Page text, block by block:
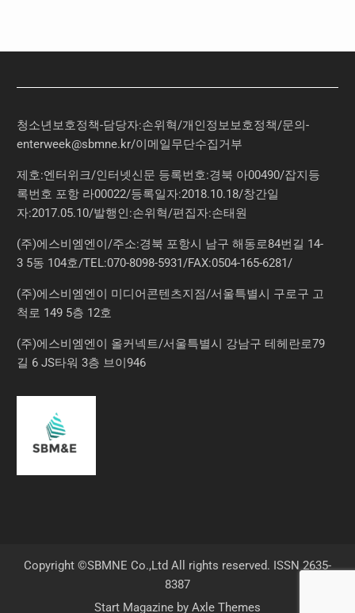
청소년보호정책-담당자:손위혁/개인정보보호정책/문의-
enterweek@sbmne.kr/이메일무단수집거부
제호:엔터위크/인터넷신문 등록번호:경북 아00490/잡지등
록번호 포항 라00022/등록일자:2018.10.18/창간일
자:2017.05.10/발행인:손위혁/편집자:손태원
(주)에스비엠엔이/주소:경북 포항시 남구 해동로84번길 14-
3 5동 104호/TEL:070-8098-5931/FAX:0504-165-6281/
(주)에스비엠엔이 미디어콘텐츠지점/서울특별시 구로구 고
척로 149 5층 12호
(주)에스비엠엔이 올커넥트/서울특별시 강남구 테헤란로79
길 6 JS타워 3층 브이946
Copyright ©SBMNE Co.,Ltd All rights reserved. ISSN 2635-
8387
Start Magazine by Axle Themes